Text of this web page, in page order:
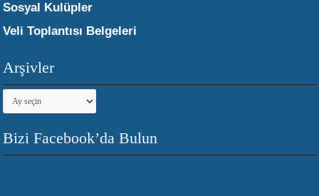
Sosyal Kulüpler
Veli Toplantısı Belgeleri
Arşivler
Arşivler
Bizi Facebook’da Bulun